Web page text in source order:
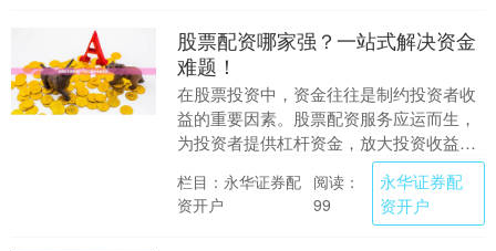
股票配资哪家强？一站式解决资金
难题！
在股票投资中，资金往往是制约投资者收
益的重要因素。股票配资服务应运而生，
为投资者提供杠杆资金，放大投资收益。
然而，选择一家可靠的股票配资公司至关
重要。 **选择....
栏目：永华证券配
资开户
阅读：
99
永华证券配
资开户